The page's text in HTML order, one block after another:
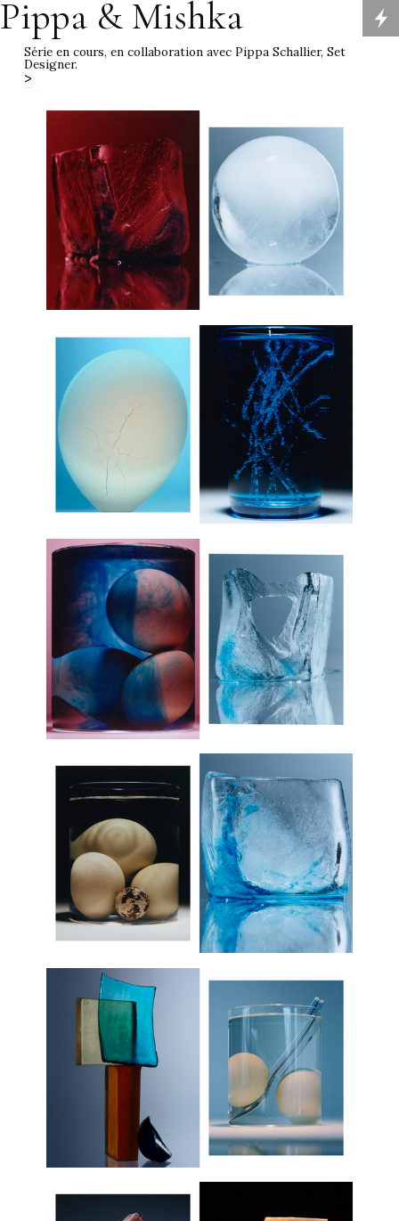
Pippa & Mishka
Série en cours, en collaboration avec Pippa Schallier, Set
Designer.
>